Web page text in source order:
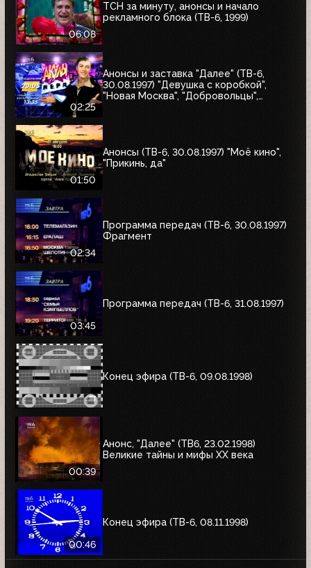
06:08
ТСН за минуту, анонсы и начало
рекламного блока (ТВ-6, 1999)
02:25
Анонсы и заставка "Далее" (ТВ-6,
30.08.1997) "Девушка с коробкой",
"Новая Москва", "Добровольцы",
01:50
Анонсы (ТВ-6, 30.08.1997) "Моё кино",
"Прикинь, да"
02:34
Программа передач (ТВ-6, 30.08.1997)
Фрагмент
03:45
Программа передач (ТВ-6, 31.08.1997)
Конец эфира (ТВ-6, 09.08.1998)
00:39
Анонс, "Далее" (ТВ6, 23.02.1998)
Великие тайны и мифы XX века
00:46
Конец эфира (ТВ-6, 08.11.1998)